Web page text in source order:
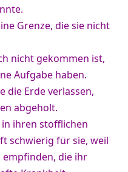
Grenze, die sie nicht
nicht gekommen ist,
Aufgabe haben.
die Erde verlassen,
abgeholt.
ihren stofflichen
schwierig für sie, weil
empfinden, die ihr